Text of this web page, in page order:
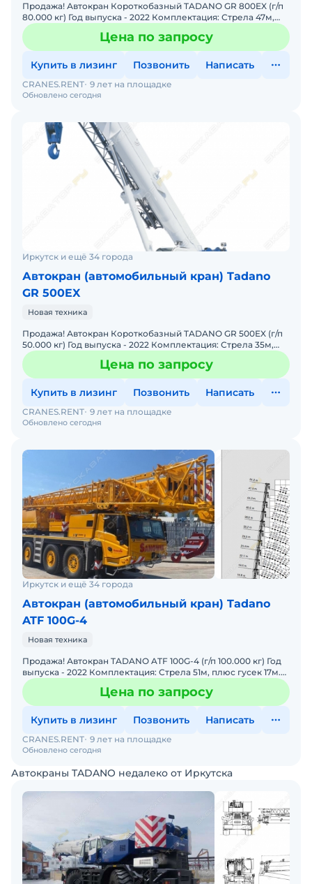
Продажа! Автокран Короткобазный TADANO GR 800EX (г/п
80.000 кг) Год выпуска - 2022 Комплектация: Стрела 47м,
плюс гусёк 18м. Цвет - белый Наработка - 0 м/
Цена по запросу
Купить в лизинг Позвонить Написать
Обновлено сегодня
CRANES.RENT 9 лет на площадке
Иркутск и ещё 34 города
Автокран (автомобильный кран) Tadano
GR 500EX
Новая техника
Продажа! Автокран Короткобазный TADANO GR 500EX (г/п
50.000 кг) Год выпуска - 2022 Комплектация: Стрела 35м,
плюс гусёк 15м. Цвет - белый Наработка - 0 м/
Цена по запросу
Купить в лизинг Позвонить Написать
Обновлено сегодня
CRANES.RENT 9 лет на площадке
Иркутск и ещё 34 города
Автокран (автомобильный кран) Tadano
ATF 100G-4
Новая техника
Продажа! Автокран TADANO ATF 100G-4 (г/п 100.000 кг) Год
выпуска - 2022 Комплектация: Стрела 51м, плюс гусек 17м.
Цвет - желтый Наработка - 0 м/ч. Состоя
Цена по запросу
Купить в лизинг Позвонить Написать
Обновлено сегодня
CRANES.RENT 9 лет на площадке
Автокраны TADANO недалеко от Иркутска